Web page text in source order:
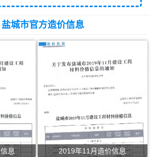
盐城市官方造价信息
息 2019年11月造价信息